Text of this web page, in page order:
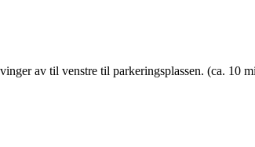
av til venstre til parkeringsplassen. (ca. 10